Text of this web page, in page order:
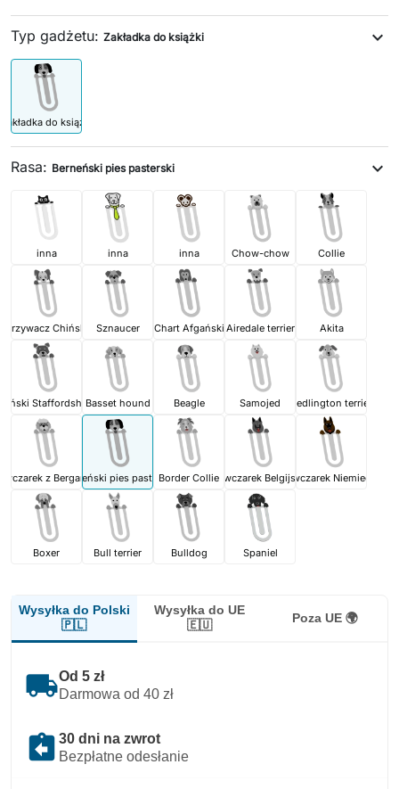
Typ gadżetu: Zakładka do książki expand_more
Zakładka do książki
Rasa: Berneński pies pasterski expand_more
inna inna inna Chow-chow Collie
Grzywacz Chiński Sznaucer Chart Afgański Airedale terrier Akita
Staffordshire terrier
Basset hound Beagle Samojed Bedlington terrier
z Bergamo
Berneński pies pasterskiBorder CollieOwczarek BelgijskiOwczarek Niemiecki
Boxer Bull terrier Bulldog Spaniel
Wysyłka do Polski
🇵🇱
Wysyłka do UE
🇪🇺
Poza UE 🌍
local_shippingOd 5 zł
Darmowa od 40 zł
assignment_return 30 dni na zwrot
Bezpłatne odesłanie